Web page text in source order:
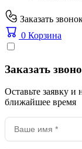
Заказать
0 Корзина
Заказать
Оставьте заявку
ближайшее время